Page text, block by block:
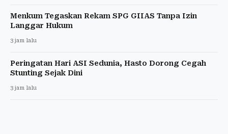
Menkum Tegaskan Rekam SPG GIIAS Tanpa Izin
Langgar Hukum
3 jam lalu
Peringatan Hari ASI Sedunia, Hasto Dorong Cegah
Stunting Sejak Dini
3 jam lalu